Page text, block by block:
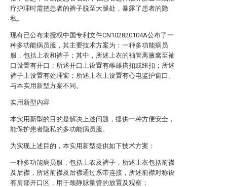
疗护理时需把患者的裤子脱至大腿处，暴露了患者的隐
私。
现有已公布未授权中国专利文件CN102820104A公布了一
种多功能病员服，其主要技术方案为：一种多功能病员
服，包括上衣和裤子；其中，所述上衣的袖管离腋窝至袖
口设置有开口；所述开口上设置有雌雄搭扣或纽扣；所述
裤子上设置有处理窗；所述上衣上设置有心电监护窗口。
与本实用新型方案不同。
实用新型内容
本实用新型的目的是解决上述问题，提供一种方便安全，
能保护患者隐私的多功能病员服。
为实现上述目的，本实用新型提供如下技术方案：
一种多功能病员服，包括上衣及裤子，所述上衣包括前襟
及后襟，所述前襟及后襟通过系带连接，所述前襟对称设
有肩部开口区，用于颈静脉量管的放置及观察；